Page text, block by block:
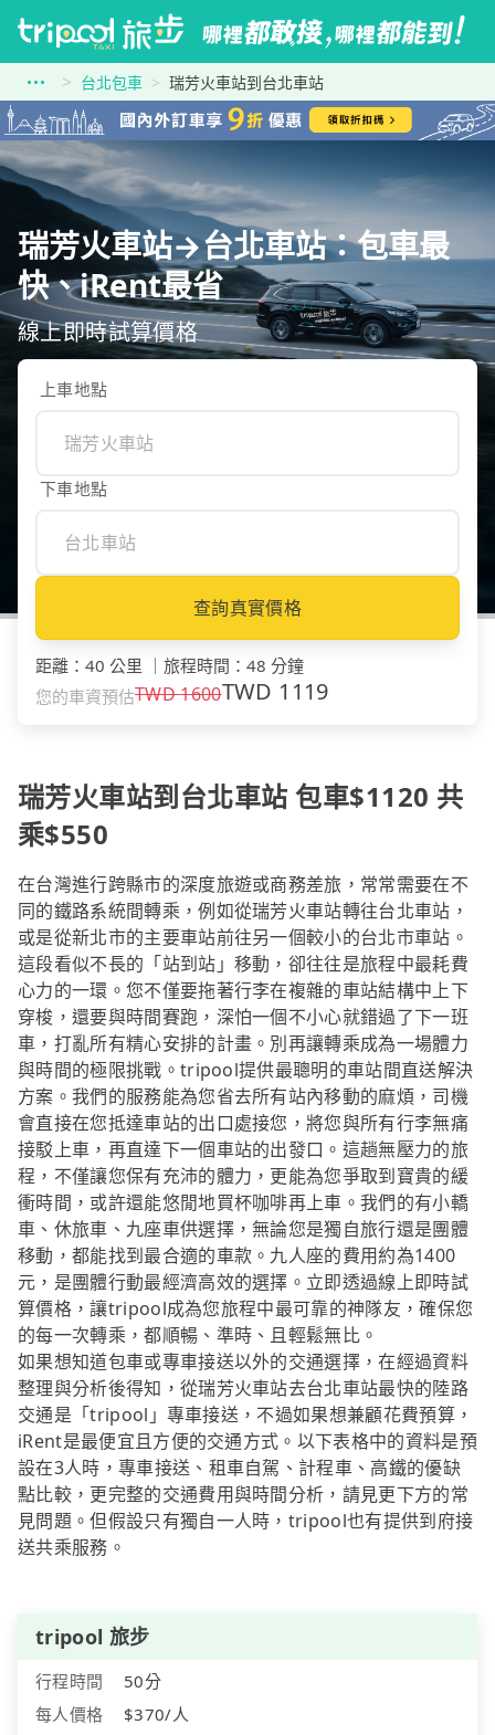
台北包車 瑞芳火車站到台北車站
瑞芳火車站→台北車站：包車最
快、iRent最省
線上即時試算價格
上車地點
下車地點
查詢真實價格
距離 ： 40 公里 旅程時間 ： 48 分鐘
您的車資預估TWD1600TWD 1119
瑞芳火車站到台北車站 包車$1120 共
乘$550
在台灣進行跨縣市的深度旅遊或商務差旅，常常需要在不
同的鐵路系統間轉乘，例如從瑞芳火車站轉往台北車站，
或是從新北市的主要車站前往另一個較小的台北市車站。
這段看似不長的「站到站」移動，卻往往是旅程中最耗費
心力的一環。您不僅要拖著行李在複雜的車站結構中上下
穿梭，還要與時間賽跑，深怕一個不小心就錯過了下一班
車，打亂所有精心安排的計畫。別再讓轉乘成為一場體力
與時間的極限挑戰。tripool提供最聰明的車站間直送解決
方案。我們的服務能為您省去所有站內移動的麻煩，司機
會直接在您抵達車站的出口處接您，將您與所有行李無痛
接駁上車，再直達下一個車站的出發口。這趟無壓力的旅
程，不僅讓您保有充沛的體力，更能為您爭取到寶貴的緩
衝時間，或許還能悠閒地買杯咖啡再上車。我們的有小轎
車、休旅車、九座車供選擇，無論您是獨自旅行還是團體
移動，都能找到最合適的車款。九人座的費用約為1400
元，是團體行動最經濟高效的選擇。立即透過線上即時試
算價格，讓tripool成為您旅程中最可靠的神隊友，確保您
的每一次轉乘，都順暢、準時、且輕鬆無比。
如果想知道包車或專車接送以外的交通選擇，在經過資料
整理與分析後得知，從瑞芳火車站去台北車站最快的陸路
交通是「tripool」專車接送，不過如果想兼顧花費預算，
iRent是最便宜且方便的交通方式。以下表格中的資料是預
設在3人時，專車接送、租車自駕、計程車、高鐵的優缺
點比較，更完整的交通費用與時間分析，請見更下方的常
見問題。但假設只有獨自一人時，tripool也有提供到府接
送共乘服務。
tripool 旅步
行程時間
50分
每人價格
$370/人